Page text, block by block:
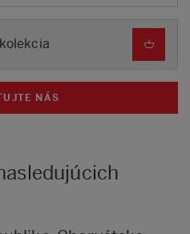
NÁS